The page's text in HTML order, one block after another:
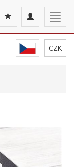
Toggle
navigation
CZK